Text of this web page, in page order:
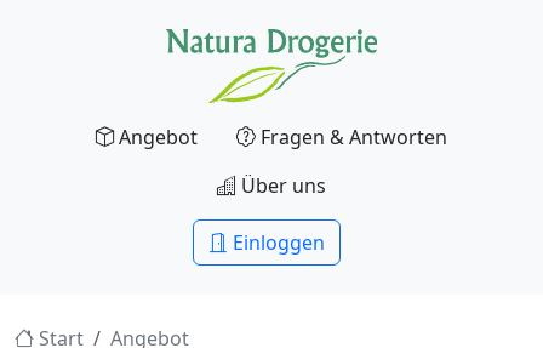
Angebot
Fragen & Antworten
Über uns
Einloggen
Start Angebot